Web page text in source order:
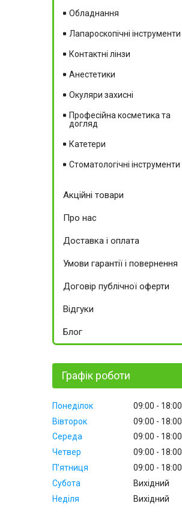
Обладнання
Лапароскопічні інструменти
Контактні лінзи
Анестетики
Окуляри захисні
Професійна косметика та
догляд
Катетери
Стоматологічні інструменти
Акційні товари
Про нас
Доставка і оплата
Умови гарантії і повернення
Договір публічної оферти
Відгуки
Блог
Графік роботи
Понеділок 09:00
18:00
Вівторок
09:00
18:00
Середа
09:00
18:00
Четвер
09:00
18:00
Пʼятниця
09:00
18:00
Субота
Вихідний
Неділя
Вихідний